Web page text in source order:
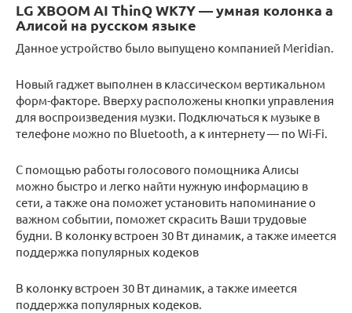
LG XBOOM AI ThinQ WK7Y — умная колонка а
Алисой на русском языке
Данное устройство было выпущено компанией Meridian.
Новый гаджет выполнен в классическом вертикальном
форм-факторе. Вверху расположены кнопки управления
для воспроизведения музки. Подключаться к музыке в
телефоне можно по Bluetooth, а к интернету — по Wi-Fi.
С помощью работы голосового помощника Алисы
можно быстро и легко найти нужную информацию в
сети, а также она поможет установить напоминание о
важном событии, поможет скрасить Ваши трудовые
будни. В колонку встроен 30 Вт динамик, а также имеется
поддержка популярных кодеков
В колонку встроен 30 Вт динамик, а также имеется
поддержка популярных кодеков.